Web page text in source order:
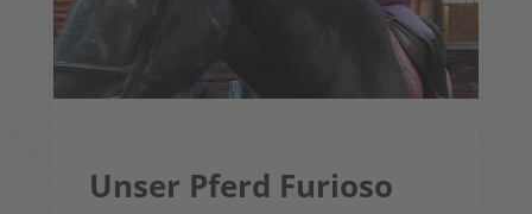
Unser Pferd Furioso